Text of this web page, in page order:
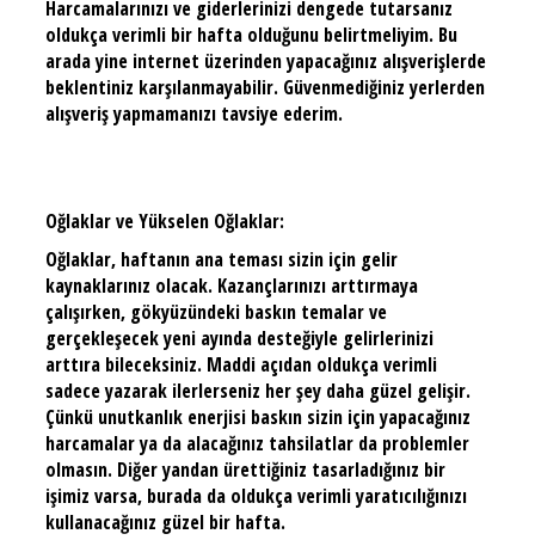
Harcamalarınızı ve giderlerinizi dengede tutarsanız
oldukça verimli bir hafta olduğunu belirtmeliyim. Bu
arada yine internet üzerinden yapacağınız alışverişlerde
beklentiniz karşılanmayabilir. Güvenmediğiniz yerlerden
alışveriş yapmamanızı tavsiye ederim.
Oğlaklar ve Yükselen Oğlaklar:
Oğlaklar, haftanın ana teması sizin için gelir
kaynaklarınız olacak. Kazançlarınızı arttırmaya
çalışırken, gökyüzündeki baskın temalar ve
gerçekleşecek yeni ayında desteğiyle gelirlerinizi
arttıra bileceksiniz. Maddi açıdan oldukça verimli
sadece yazarak ilerlerseniz her şey daha güzel gelişir.
Çünkü unutkanlık enerjisi baskın sizin için yapacağınız
harcamalar ya da alacağınız tahsilatlar da problemler
olmasın. Diğer yandan ürettiğiniz tasarladığınız bir
işimiz varsa, burada da oldukça verimli yaratıcılığınızı
kullanacağınız güzel bir hafta.